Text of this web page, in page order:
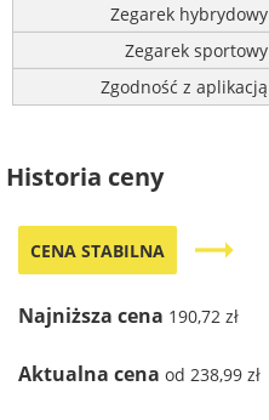
Zegarek hybrydowy
Zegarek sportowy
Zgodność z aplikacją
Historia ceny
CENA STABILNA trending_flat
Najniższa cena 190,72 zł
Aktualna cena od 238,99 zł